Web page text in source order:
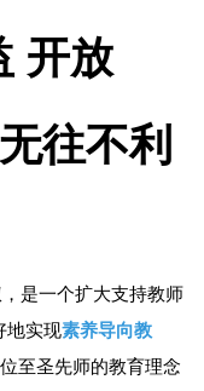
开放
往不利
是一个扩大支持教师
地实现素养导向教
至圣先师的教育理念